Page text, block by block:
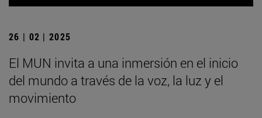
26 | 02 | 2025
El MUN invita a una inmersión en el inicio
del mundo a través de la voz, la luz y el
movimiento